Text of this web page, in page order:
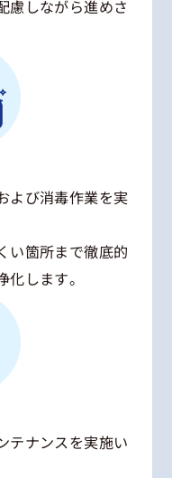
慮しながら進めさ
よび消毒作業を実
い箇所まで徹底的
します。
テナンスを実施い